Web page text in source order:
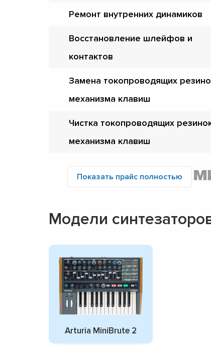
Ремонт внутренних динамиков
Восстановление шлейфов и
контактов
Замена токопроводящих
механизма клавиш
Чистка токопроводящих
механизма клавиш
Показать прайс полностью
Модели
Arturia MiniBrute 2